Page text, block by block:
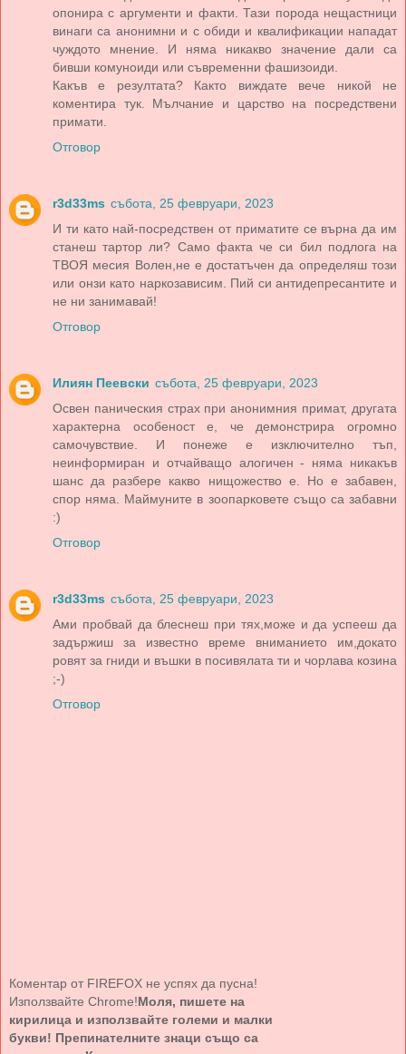
опонира с аргументи и факти. Тази порода нещастници
винаги са анонимни и с обиди и квалификации нападат
чуждото мнение. И няма никакво значение дали са
бивши комуноиди или съвременни фашизоиди.
Какъв е резултата? Както виждате вече никой не
коментира тук. Мълчание и царство на посредствени
примати.
Отговор
r3d33ms събота, 25 февруари, 2023
И ти като най-посредствен от приматите се върна да им
станеш тартор ли? Само факта че си бил подлога на
ТВОЯ месия Волен,не е достатъчен да определяш този
или онзи като наркозависим. Пий си антидепресантите и
не ни занимавай!
Отговор
Илиян Пеевски събота, 25 февруари, 2023
Освен паническия страх при анонимния примат, другата
характерна особеност е, че демонстрира огромно
самочувствие. И понеже е изключително тъп,
неинформиран и отчайващо алогичен - няма никакъв
шанс да разбере какво нищожество е. Но е забавен,
спор няма. Маймуните в зоопарковете също са забавни
:)
Отговор
r3d33ms събота, 25 февруари, 2023
Ами пробвай да блеснеш при тях,може и да успееш да
задържиш за известно време вниманието им,докато
ровят за гниди и въшки в посивялата ти и чорлава козина
;-)
Отговор
Коментар от FIREFOX не успях да пусна!
Използвайте Chrome!Моля, пишете на
кирилица и използвайте големи и малки
букви! Препинателните знаци също са